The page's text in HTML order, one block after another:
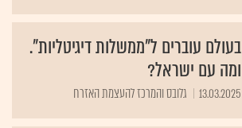
בעולם עוברים ל"ממשלות דיגיטליות".
ומה עם ישראל?
13.03.2025 גלובס והמרכז להעצמת האזרח